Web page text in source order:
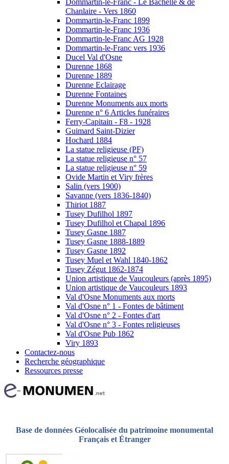
Dommartin-le-Franc - Le Bachellé & de
Chanlaire - Vers 1860
Dommartin-le-Franc 1899
Dommartin-le-Franc 1936
Dommartin-le-Franc AG 1928
Dommartin-le-Franc vers 1936
Ducel Val d'Osne
Durenne 1868
Durenne 1889
Durenne Eclairage
Durenne Fontaines
Durenne Monuments aux morts
Durenne n° 6 Articles funéraires
Ferry-Capitain - F8 - 1928
Guimard Saint-Dizier
Hochard 1884
La statue religieuse (PF)
La statue religieuse n° 57
La statue religieuse n° 59
Ovide Martin et Viry frères
Salin (vers 1900)
Savanne (vers 1836-1840)
Thiriot 1887
Tusey Dufilhol 1897
Tusey Dufilhol et Chapal 1896
Tusey Gasne 1887
Tusey Gasne 1888-1889
Tusey Gasne 1892
Tusey Muel et Wahl 1840-1862
Tusey Zégut 1862-1874
Union artistique de Vaucouleurs (après 1895)
Union artistique de Vaucouleurs 1893
Val d'Osne Monuments aux morts
Val d'Osne n° 1 - Fontes de bâtiment
Val d'Osne n° 2 - Fontes d'art
Val d'Osne n° 3 - Fontes religieuses
Val d'Osne Pub 1862
Viry 1893
Contactez-nous
Recherche géographique
Ressources presse
Base de données Géolocalisée du patrimoine monumental
Français et Étranger